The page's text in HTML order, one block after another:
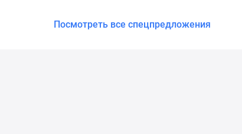
Посмотреть все спецпредложения